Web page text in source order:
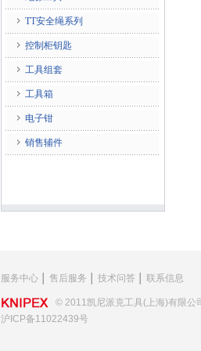
TT安全绳系列
控制柜钥匙
工具组套
工具箱
电子钳
销售辅件
服务中心 售后服务 技术问答 联系信息
© 2011凯尼派克工具(上海)有限公
沪ICP备11022439号